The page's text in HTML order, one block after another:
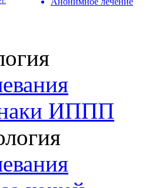
ИППП